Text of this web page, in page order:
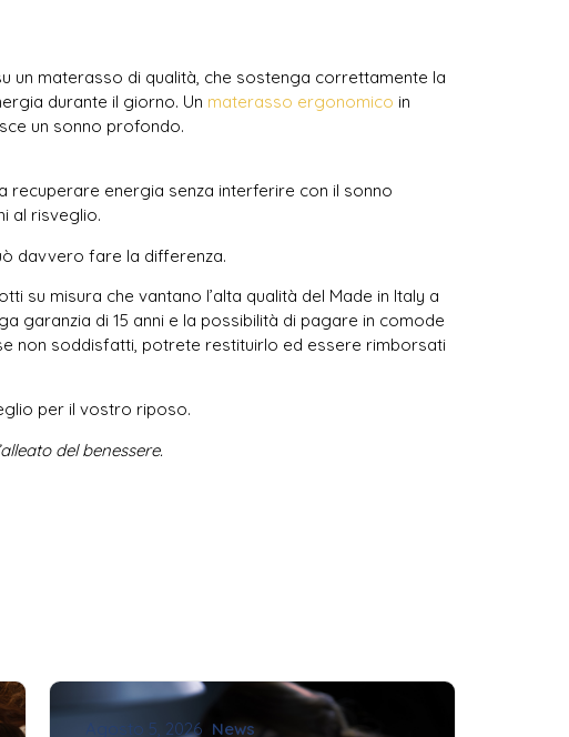
un materasso di qualità, che sostenga correttamente la
durante il giorno. Un materasso ergonomico in
un sonno profondo.
recuperare energia senza interferire con il sonno
al risveglio.
davvero fare la differenza.
su misura che vantano l’alta qualità del Made in Italy a
garanzia di 15 anni e la possibilità di pagare in comode
non soddisfatti, potrete restituirlo ed essere rimborsati
per il vostro riposo.
del benessere.
Agosto 5, 2026 News